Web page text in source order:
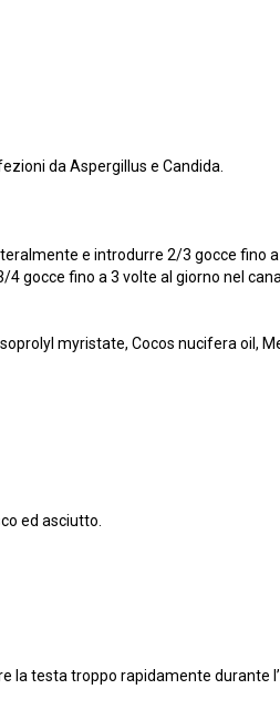
da Aspergillus e Candida.
e introdurre 2/3 gocce fino
gocce fino a 3 volte al giorno nel
myristate, Cocos nucifera
ed asciutto.
la testa troppo rapidamente